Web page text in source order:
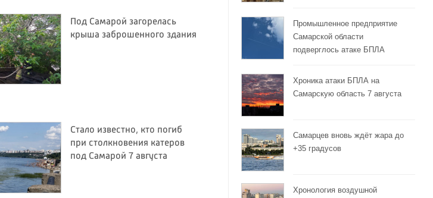
Под Самарой загорелась
крыша заброшенного здания
Стало известно, кто погиб
при столкновения катеров
под Самарой 7 августа
Промышленное предприятие
Самарской области
подверглось атаке БПЛА
Хроника атаки БПЛА на
Самарскую область 7 августа
Самарцев вновь ждёт жара до
+35 градусов
Хронология воздушной